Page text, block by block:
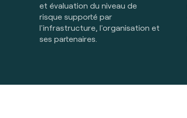
et évaluation du niveau de
risque supporté par
l'infrastructure, l'organisation et
ses partenaires.